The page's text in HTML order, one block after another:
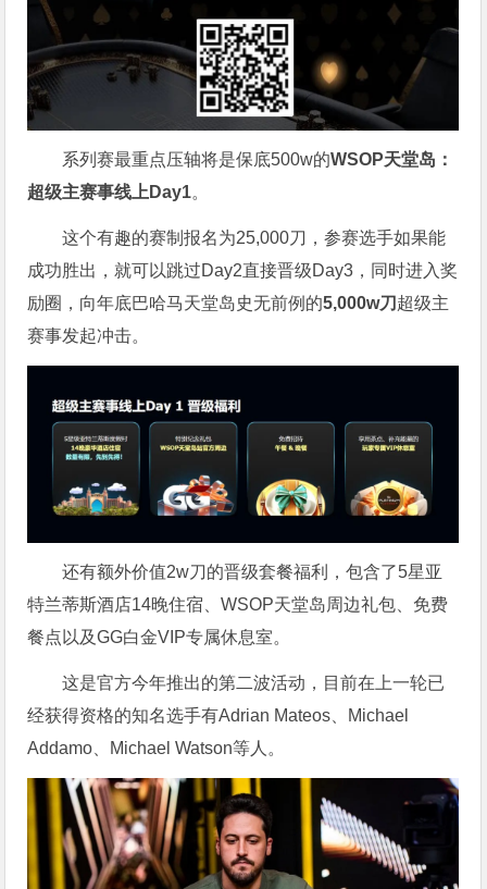
系列赛最重点压轴将是保底500w的WSOP天堂岛：
超级主赛事线上Day1。
这个有趣的赛制报名为25,000刀，参赛选手如果能
成功胜出，就可以跳过Day2直接晋级Day3，同时进入奖
励圈，向年底巴哈马天堂岛史无前例的5,000w刀 超级主
赛事发起冲击。
还有额外价值2w刀的晋级套餐福利，包含了5星亚
特兰蒂斯酒店14晚住宿、WSOP天堂岛周边礼包、免费
餐点以及GG白金VIP专属休息室。
这是官方今年推出的第二波活动，目前在上一轮已
经获得资格的知名选手有Adrian Mateos、Michael
Addamo、Michael Watson等人。